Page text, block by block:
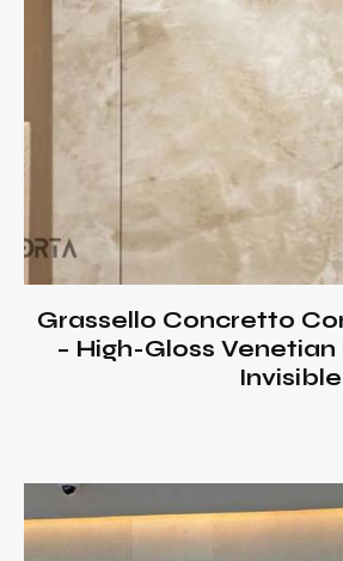
Grassello Concretto
– High-Gloss